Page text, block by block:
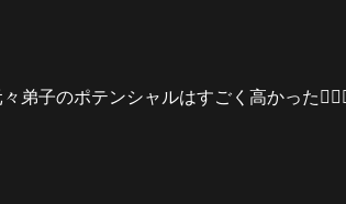
弟子のポテンシャルはすごく高かった